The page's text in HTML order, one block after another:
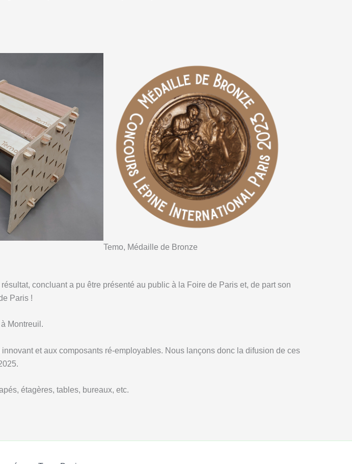
Temo, Médaille de Bronze
concluant a pu être présenté au public à la Foire de Paris et, de part son
Paris !
à Montreuil.
et aux composants ré-employables. Nous lançons donc la difusion de ces
étagères, tables, bureaux, etc.